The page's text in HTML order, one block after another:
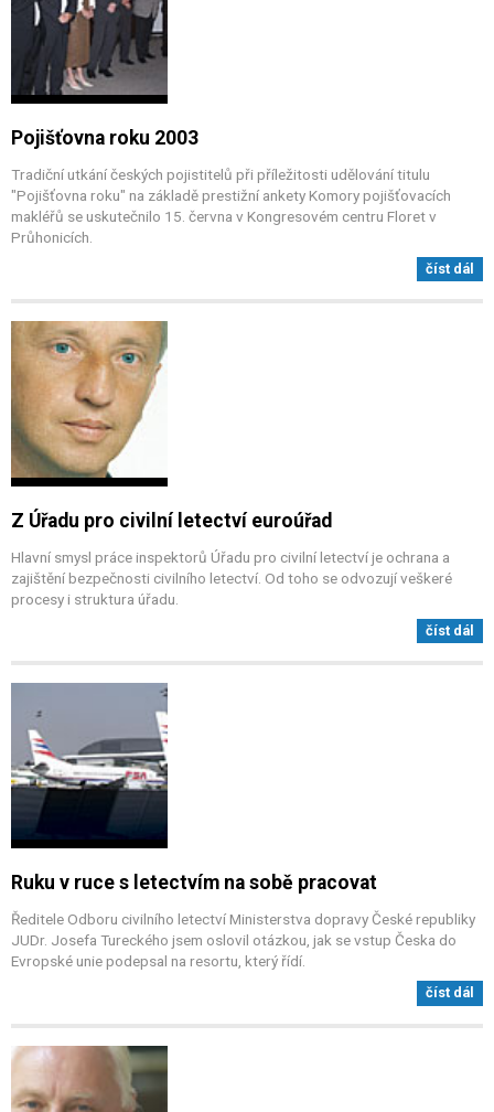
Pojišťovna roku 2003
Tradiční utkání českých pojistitelů při příležitosti udělování titulu
"Pojišťovna roku" na základě prestižní ankety Komory pojišťovacích
makléřů se uskutečnilo 15. června v Kongresovém centru Floret v
Průhonicích.
číst dál
Z Úřadu pro civilní letectví euroúřad
Hlavní smysl práce inspektorů Úřadu pro civilní letectví je ochrana a
zajištění bezpečnosti civilního letectví. Od toho se odvozují veškeré
procesy i struktura úřadu.
číst dál
Ruku v ruce s letectvím na sobě pracovat
Ředitele Odboru civilního letectví Ministerstva dopravy České republiky
JUDr. Josefa Tureckého jsem oslovil otázkou, jak se vstup Česka do
Evropské unie podepsal na resortu, který řídí.
číst dál